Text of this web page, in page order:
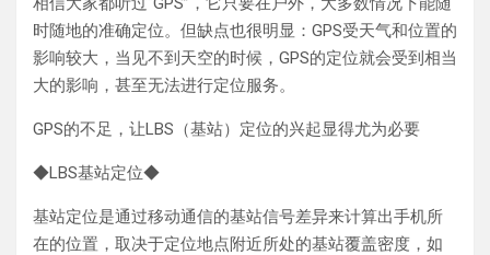
时随地的准确定位。但缺点也很明显：GPS受天气和位置的
影响较大，当见不到天空的时候，GPS的定位就会受到相当
大的影响，甚至无法进行定位服务。
GPS的不足，让LBS（基站）定位的兴起显得尤为必要
◆LBS基站定位◆
基站定位是通过移动通信的基站信号差异来计算出手机所
在的位置，取决于定位地点附近所处的基站覆盖密度，如